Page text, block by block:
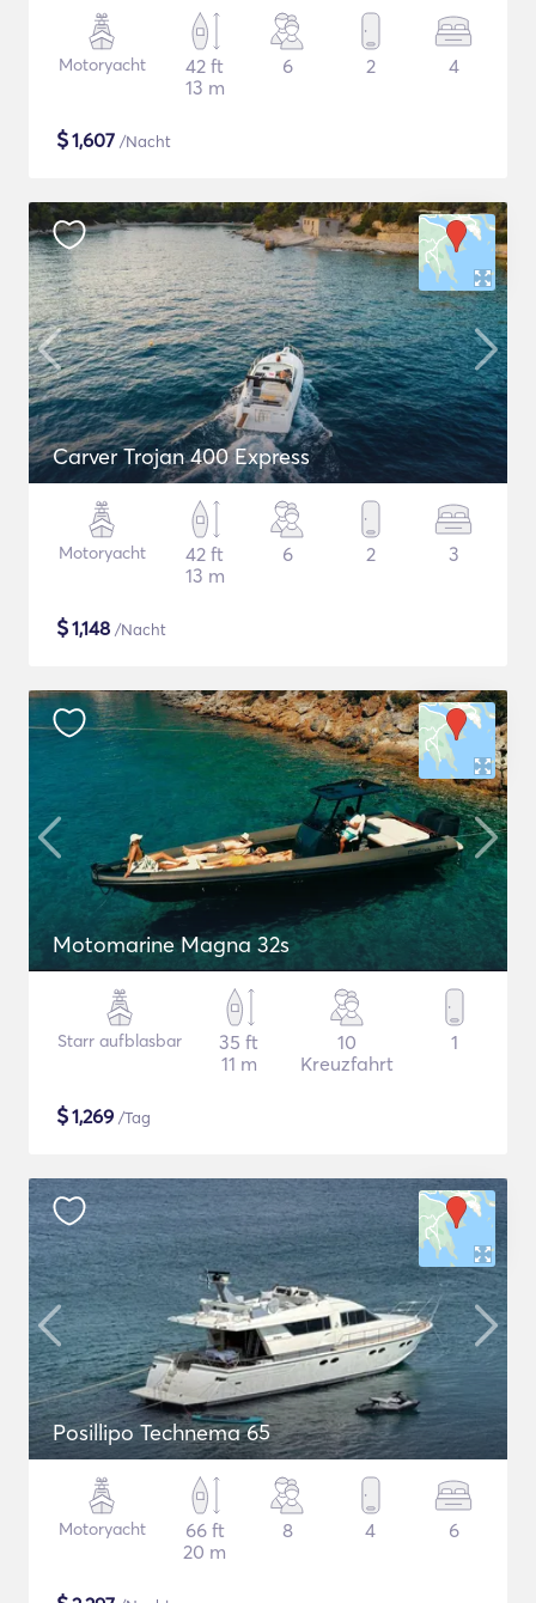
Motoryacht
42 ft
13 m
6 2 4
$1,607 /Nacht
Carver Trojan 400 Express
Motoryacht
42 ft
13 m
6 2 3
$1,148 /Nacht
Motomarine Magna 32s
Starr aufblasbar
35 ft
11 m
10
Kreuzfahrt
1
$1,269 /Tag
Posillipo Technema 65
Motoryacht
66 ft
20 m
8 4 6